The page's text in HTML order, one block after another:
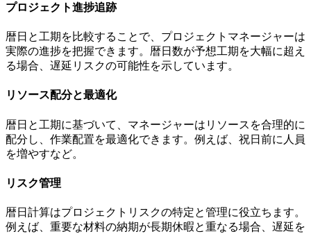
プロジェクト進捗追跡
暦日と工期を比較することで、プロジェクトマネージャーは
実際の進捗を把握できます。暦日数が予想工期を大幅に超え
る場合、遅延リスクの可能性を示しています。
リソース配分と最適化
暦日と工期に基づいて、マネージャーはリソースを合理的に
配分し、作業配置を最適化できます。例えば、祝日前に人員
を増やすなど。
リスク管理
暦日計算はプロジェクトリスクの特定と管理に役立ちます。
例えば、重要な材料の納期が長期休暇と重なる場合、遅延を